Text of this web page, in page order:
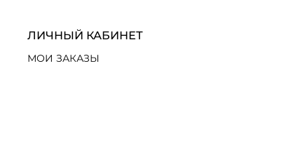
ЛИЧНЫЙ КАБИНЕТ
МОИ ЗАКАЗЫ